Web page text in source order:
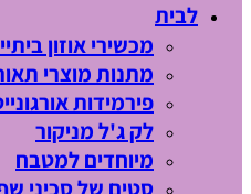
לבית
מכשירי אוזון
מתנות מוצרי
פירמידות
לק ג'ל מניקור
מיוחדים למטבח